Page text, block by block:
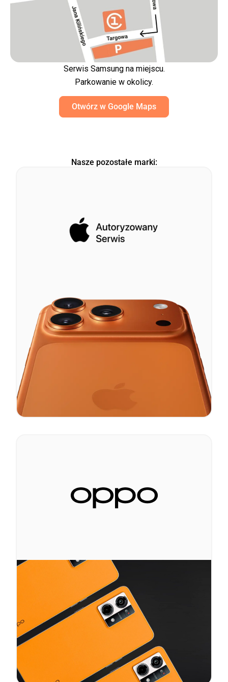
Serwis Samsung na miejscu.
Parkowanie w okolicy.
Otwórz w Google Maps
Nasze pozostałe marki: